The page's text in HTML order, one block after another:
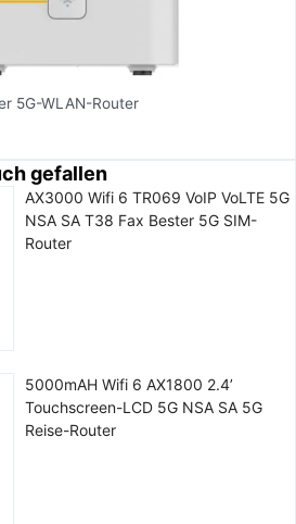
5G-WLAN-Router
gefallen
AX3000 Wifi 6 TR069 VoIP VoLTE 5G
NSA SA T38 Fax Bester 5G SIM-
Router
5000mAH Wifi 6 AX1800 2.4’
Touchscreen-LCD 5G NSA SA 5G
Reise-Router